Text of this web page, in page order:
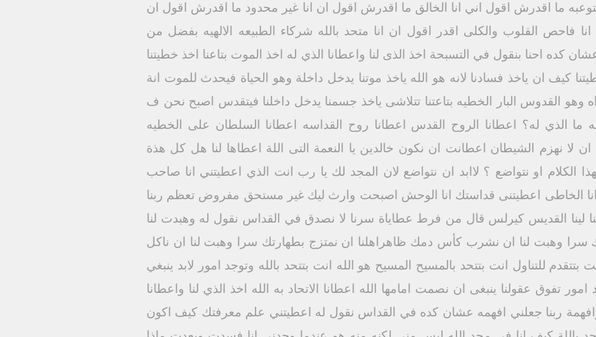
ما اقدرش اقول اني انا الخالق ما اقدرش اقول ان انا غير محدود ما اقدرش اقول ان
فاحص القلوب والكلى اقدر اقول ان انا متحد بالله شركاء الطبيعه الالهيه بفضل من
كده احنا بنقول في التسبحة اخذ الذى لنا واعطانا الذي له اخذ الموت بتاعنا اخذ خطيتنا
كيف ان ياخذ فسادنا لانه هو الله ياخذ موتنا يدخل داخلة وهو الحياة فيحدث للموت انة
وهو القدوس البار الخطيه بتاعتنا تتلاشى ياخذ جسمنا يدخل داخلنا فيتقدس اصبح نحن ف
له ما الذي له؟ اعطانا الروح القدس اعطانا روح القداسه اعطانا السلطان على الخطيه
لا نهزم الشيطان اعطانت ان نكون خالدين يا النعمة التى اللة اعطاها لنا هل كل هذة
بهذا الكلام او نتواضع ؟ لاابد ان نتواضع لان المجد لك يا رب انت الذي اعطيتني انا صاحب
انا الخاطى اعطيتنى قداستك انا الوحش اصبحت وارث ليك غير مستحق مفروض تعظم ربنا
لينا القديس كيرلس قال من فرط عطاياة سرنا لا نصدق في القداس نقول له وهبدت لنا
بك سرا وهبت لنا ان نشرب كأس دمك ظاهراهلنا ان نمتزج بطهارتك سرا وهبت لنا ان ناكل
بتتقدم للتناول انت بتتحد بالمسيح المسيح هو الله انت بتتحد بالله وتوجد امور لابد ينبغي
تفوق عقولنا ينبغى ان نصمت امامها الله اعطانا الاتحاد به الله اخذ الذي لنا واعطانا
ربنا جعلني افهمه عشان كده في القداس نقول له اعطيتني علم معرفتك كيف اكون